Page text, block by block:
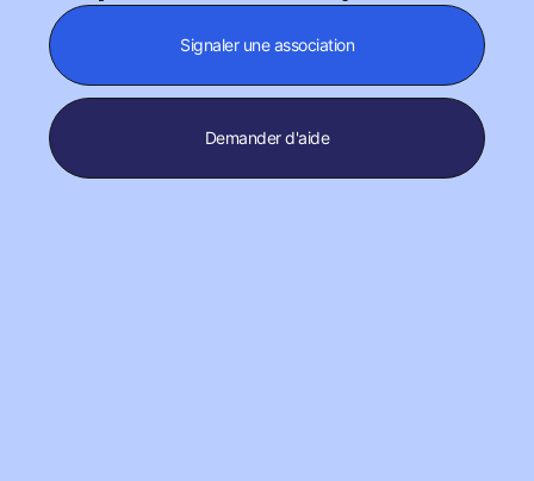
Signaler une association
Demander d'aide